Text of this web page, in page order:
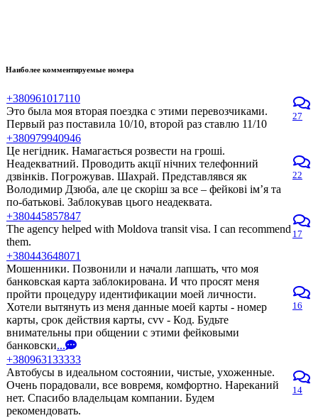
Наиболее комментируемые номера
+380961017110
Это была моя вторая поездка с этими перевозчиками.
Первый раз поставила 10/10, второй раз ставлю 11/10
27
+380979940946
Це негідник. Намагається розвести на гроші.
Неадекватний. Проводить акції нічних телефонний
дзвінків. Погрожував. Шахрай. Представлявся як
Володимир Дзюба, але це скоріш за все – фейкові ім’я та
по-батькові. Заблокував цього неадеквата.
22
+380445857847
The agency helped with Moldova transit visa. I can recommend
them.
17
+380443648071
Мошенники. Позвонили и начали лапшать, что моя
банковская карта заблокирована. И что просят меня
пройти процедуру идентификации моей личности.
Хотели вытянуть из меня данные моей карты - номер
карты, срок действия карты, cvv - Код. Будьте
внимательны при общении с этими фейковыми
банковски...
16
+380963133333
Автобусы в идеальном состоянии, чистые, ухоженные.
Очень порадовали, все вовремя, комфортно. Нареканий
нет. Спасибо владельцам компании. Будем
рекомендовать.
14